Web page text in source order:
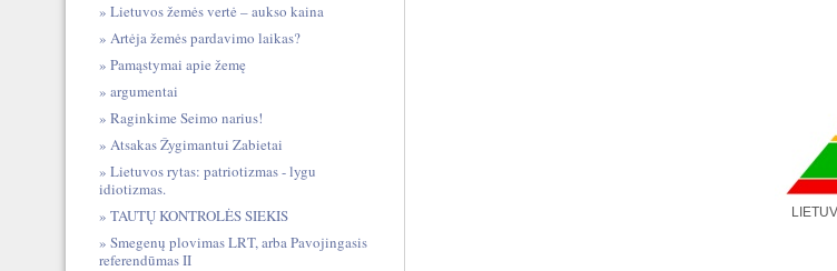
Lietuvos žemės vertė – aukso kaina
Artėja žemės pardavimo laikas?
Pamąstymai apie žemę
argumentai
Raginkime Seimo narius!
Atsakas Žygimantui Zabietai
Lietuvos rytas: patriotizmas - lygu
idiotizmas.
TAUTŲ KONTROLĖS SIEKIS
Smegenų plovimas LRT, arba Pavojingasis
referendūmas II